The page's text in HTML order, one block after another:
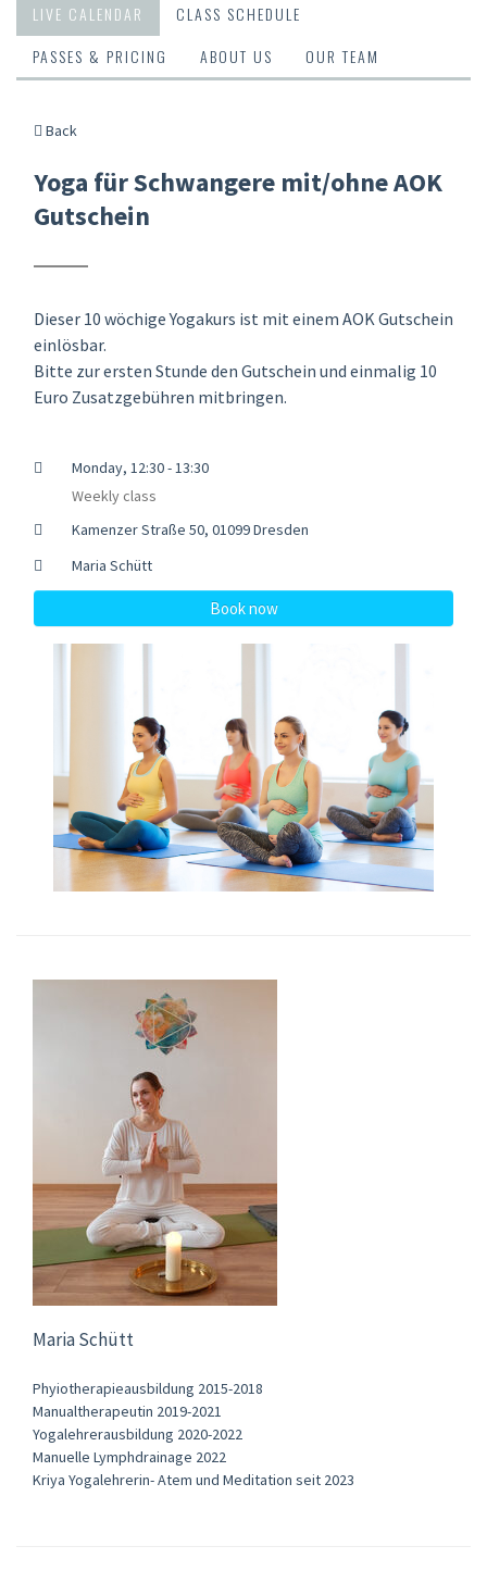
LIVE CALENDAR
CLASS SCHEDULE
PASSES & PRICING
ABOUT US OUR TEAM
Back
Yoga für Schwangere mit/ohne AOK
Gutschein
Dieser 10 wöchige Yogakurs ist mit einem AOK Gutschein
einlösbar.
Bitte zur ersten Stunde den Gutschein und einmalig 10
Euro Zusatzgebühren mitbringen.
Monday, 12:30 - 13:30
Weekly class
Kamenzer Straße 50, 01099 Dresden
Maria Schütt
Book now
Maria Schütt
Phyiotherapieausbildung 2015-2018
Manualtherapeutin 2019-2021
Yogalehrerausbildung 2020-2022
Manuelle Lymphdrainage 2022
Kriya Yogalehrerin- Atem und Meditation seit 2023